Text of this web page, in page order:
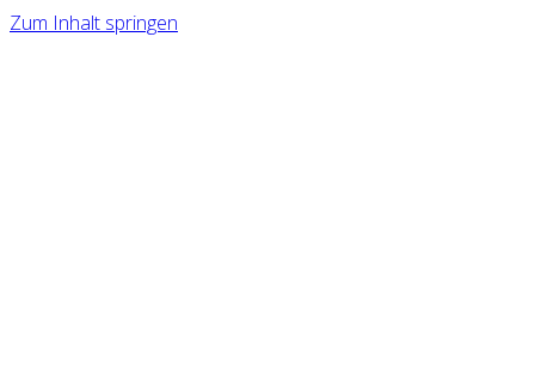
Zum Inhalt springen